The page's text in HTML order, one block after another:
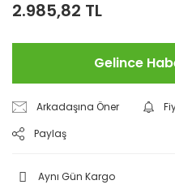
2.985,82 TL
Gelince
Arkadaşına Öner
Paylaş
Aynı Gün Kargo